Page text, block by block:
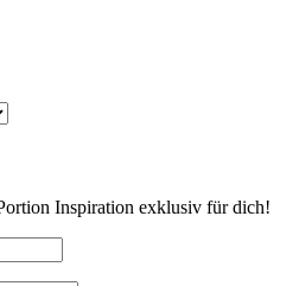
Inspiration exklusiv für dich!